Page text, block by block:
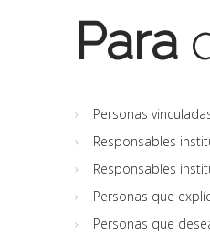
Para
Personas
Responsables
Responsables
Personas que
Personas que